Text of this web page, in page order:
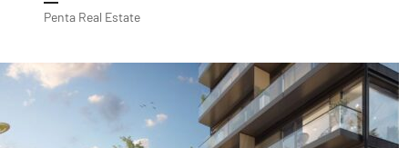
Penta Real Estate